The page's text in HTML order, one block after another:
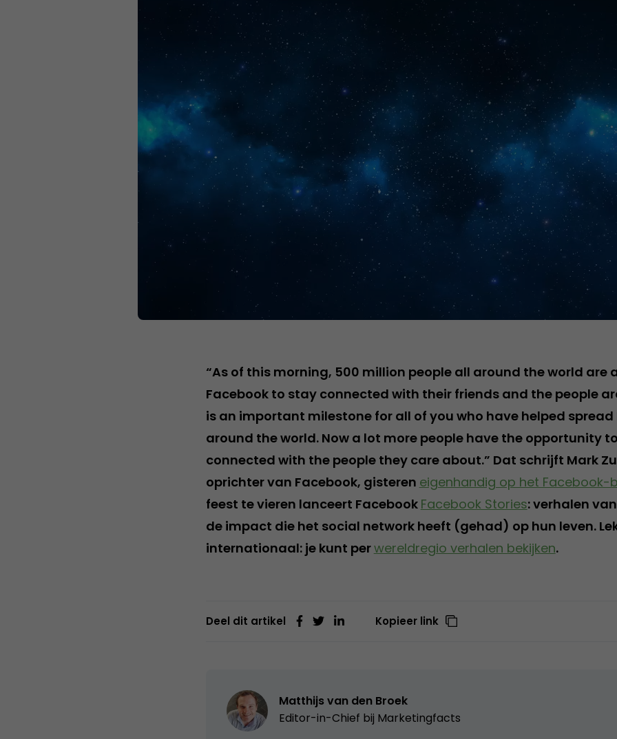
“As of this morning, 500 million people all around the world are
Facebook to stay connected with their friends and the people
is an important milestone for all of you who have helped spread
around the world. Now a lot more people have the opportunity
connected with the people they care about.” Dat schrijft Mark
oprichter van Facebook, gisteren eigenhandig op het Facebook-
feest te vieren lanceert Facebook Facebook Stories: verhalen
de impact die het social network heeft (gehad) op hun leven.
internationaal: je kunt perwereldregio verhalen bekijken.
Deel dit artikel Kopieer link
Matthijs van den Broek
Editor-in-Chief bij Marketingfacts